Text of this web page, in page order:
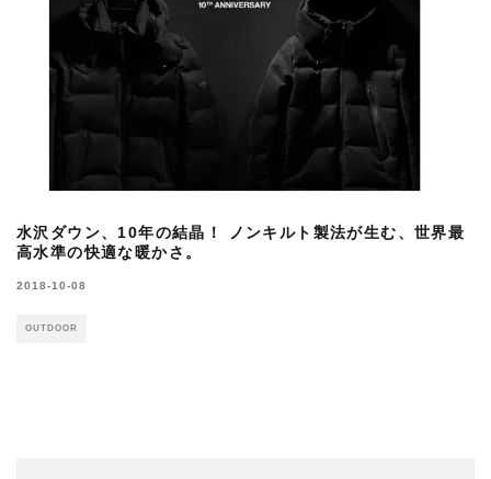
水沢ダウン、10年の結晶！ ノンキルト製法が生む、世界最
高水準の快適な暖かさ。
2018-10-08
OUTDOOR